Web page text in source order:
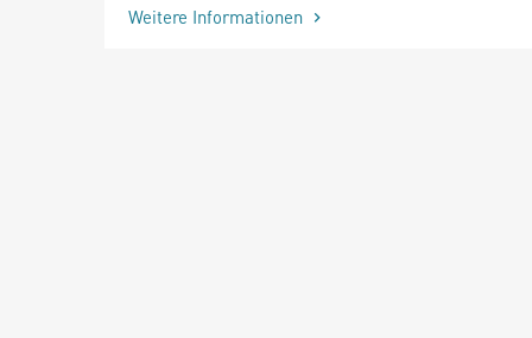
Weitere Informationen